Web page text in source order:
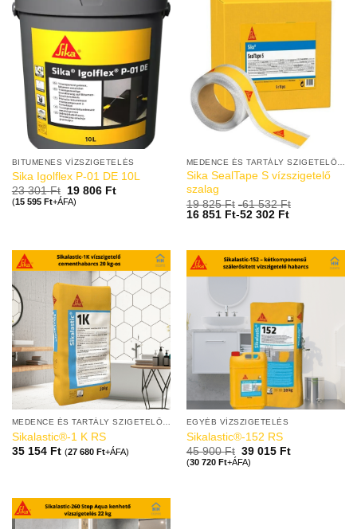
BITUMENES VÍZSZIGETELÉS
Sika Igolflex P-01 DE 10L
23 301Ft 19 806 Ft
(15 595 Ft+ÁFA)
Sika SealTape S vízszigetelő
szalag
19 825Ft -61 532Ft
16 851 Ft-52 302 Ft
MEDENCE ÉS TARTÁLY SZIGETELŐ ANYAGOK
Sikalastic®-1 K RS
35 154 Ft (27 680 Ft+ÁFA)
EGYÉB VÍZSZIGETELÉS
Sikalastic®-152 RS
45 900Ft 39 015 Ft
(30 720 Ft+ÁFA)